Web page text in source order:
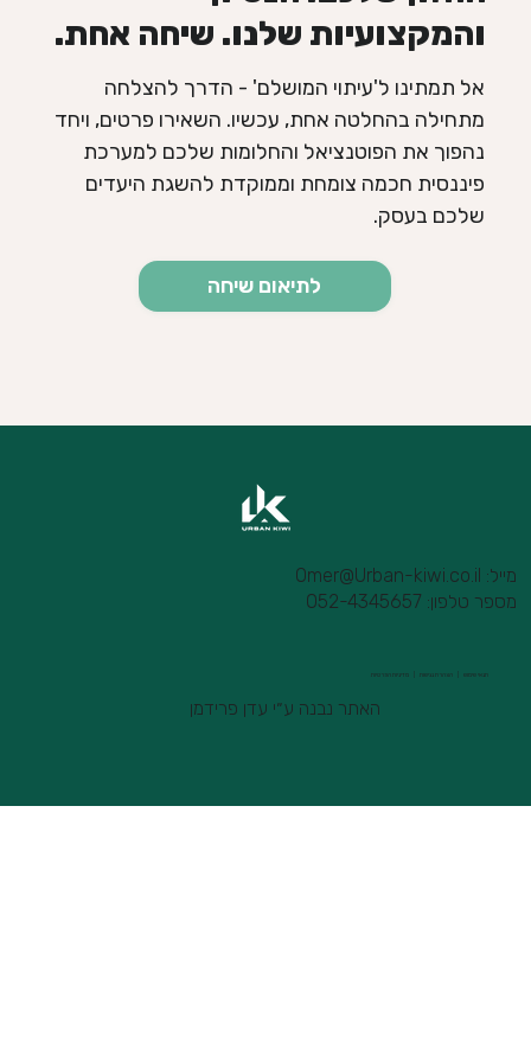
והמקצועיות שלנו. שיחה אחת.
אל תמתינו ל'עיתוי המושלם' - הדרך להצלחה
מתחילה בהחלטה אחת, עכשיו. השאירו פרטים, ויחד
נהפוך את הפוטנציאל והחלומות שלכם למערכת
פיננסית חכמה צומחת וממוקדת להשגת היעדים
שלכם בעסק.
לתיאום שיחה
מייל: Omer@Urban-kiwi.co.il
מספר טלפון: 052-4345657
תנאי שימוש | הצהרת נגישות | מדיניות הפרטיות
האתר נבנה ע״י עדן פרידמן